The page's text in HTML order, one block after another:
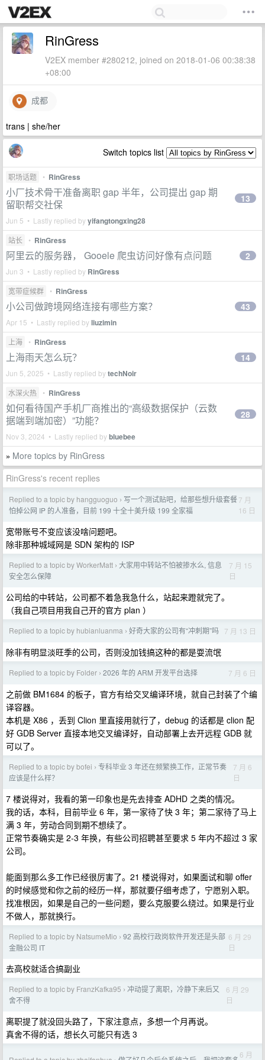
RinGress
V2EX member #280212, joined on 2018-01-06 00:38:38
+08:00
成都
trans | she/her
Switch topics list
职场话题 • RinGress
小厂技术骨干准备离职 gap 半年，公司提出 gap 期
留职帮交社保
Jun 5 • Lastly replied byyifangtongxing28
13
站长 • RinGress
阿里云的服务器， Gooele 爬虫访问好像有点问题
Jun 3 • Lastly replied by RinGress
2
宽带症候群 • RinGress
小公司做跨境网络连接有哪些方案？
Apr 15 • Lastly replied byliuzimin
43
上海 • RinGress
上海雨天怎么玩？
Jun 5, 2025 • Lastly replied bytechNoir
14
水深火热 • RinGress
如何看待国产手机厂商推出的“高级数据保护（云数
据端到端加密）”功能？
Nov 3, 2024 • Lastly replied bybluebee
28
» More topics by RinGress
RinGress's recent replies
Replied to a topic by hangguoguo › 写一个测试贴吧，给那些想升级套餐
怕掉公网 IP 的人准备，目前 199 十全十美升级 199 全家福
7 月
16 日
宽带账号不变应该没啥问题吧。
除非那种城域网是 SDN 架构的 ISP
Replied to a topic by WorkerMatt › 大家用中转站不怕被掺水么, 信息
安全怎么保障
7 月 15
日
公司给的中转站，公司都不着急我急什么，站起来蹬就完了。
（我自己项目用我自己开的官方 plan ）
Replied to a topic by hubianluanma › 好奇大家的公司有“冲刺期”吗 7 月 13 日
除非有明显淡旺季的公司，否则没加钱搞这种的都是耍流氓
Replied to a topic by Folder › 2026 年的 ARM 开发平台选择 7 月 6 日
之前做 BM1684 的板子，官方有给交叉编译环境，就自己封装了个编
译容器。
本机是 X86 ，丢到 Clion 里直接用就行了，debug 的话都是 clion 配
好 GDB Server 直接本地交叉编译好，自动部署上去开远程 GDB 就
可以了。
Replied to a topic by bofei › 专科毕业 3 年还在频繁换工作，正常节奏
应该是什么样？
7 月 6
日
7 楼说得对，我看的第一印象也是先去排查 ADHD 之类的情况。
我的话，本科，目前毕业 6 年，第一家待了快 3 年；第二家待了马上
满 3 年，劳动合同到期不想续了。
正常节奏确实是 2-3 年换，有些公司招聘甚至要求 5 年内不超过 3 家
公司。
能面到那么多工作已经很厉害了。21 楼说得对，如果面试和聊 offer
的时候感觉和你之前的经历一样，那就要仔细考虑了，宁愿别入职。
找准根因，如果是自己的一些问题，要么克服要么绕过。如果是行业
不做人，那就换行。
Replied to a topic by NatsumeMio › 92 高校行政岗软件开发还是头部
金融公司 IT
6 月 29
日
去高校就适合搞副业
Replied to a topic by FranzKafka95 › 冲动提了离职，冷静下来后又
舍不得
6 月 29
日
离职提了就没回头路了，下家注意点，多想一个月再说。
真舍不得的话，想长久可能只有选 3
6 月